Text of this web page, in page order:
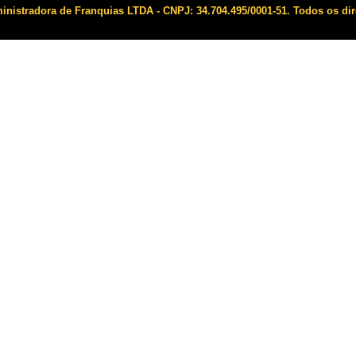
de Franquias LTDA - CNPJ: 34.704.495/0001-51. Todos os